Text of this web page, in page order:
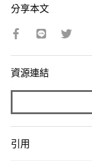
分享本文
資源連結
引用